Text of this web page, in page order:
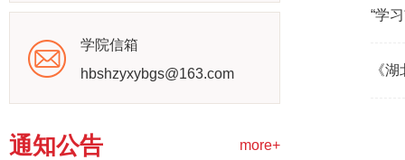
学院信箱
hbshzyxybgs@163.com
通知公告 more+
“学
《